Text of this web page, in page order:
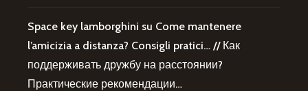
Space key lamborghini su Come mantenere
l’amicizia a distanza? Consigli pratici… // Как
поддерживать дружбу на расстоянии?
Практические рекомендации…